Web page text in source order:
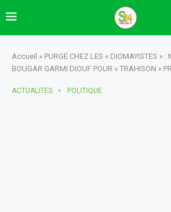
Accueil » PURGE CHEZ LES « DIOMAYISTES » :
BOUGAR GARMI DIOUF POUR « TRAHISON »
ACTUALITÈS POLITIQUE